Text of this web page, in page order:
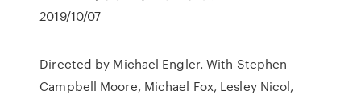
2019/10/07
Directed by Michael Engler. With Stephen
Campbell Moore, Michael Fox, Lesley Nicol,